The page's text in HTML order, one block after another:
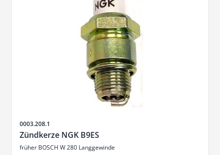
Artikelnr.
0003.208.1
Zündkerze NGK B9ES
früher BOSCH W 280 Langgewinde